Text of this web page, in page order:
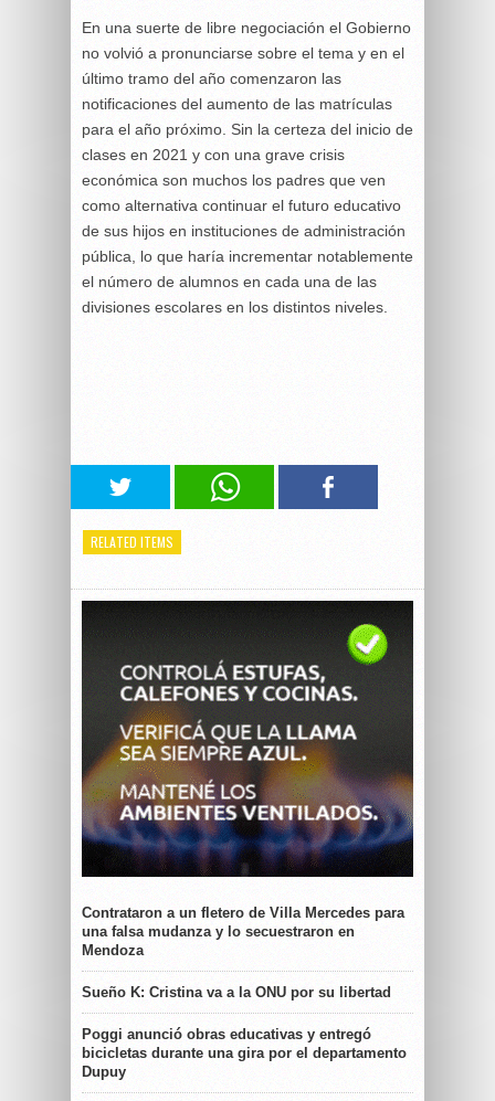
En una suerte de libre negociación el Gobierno
no volvió a pronunciarse sobre el tema y en el
último tramo del año comenzaron las
notificaciones del aumento de las matrículas
para el año próximo. Sin la certeza del inicio de
clases en 2021 y con una grave crisis
económica son muchos los padres que ven
como alternativa continuar el futuro educativo
de sus hijos en instituciones de administración
pública, lo que haría incrementar notablemente
el número de alumnos en cada una de las
divisiones escolares en los distintos niveles.
RELATED ITEMS
Contrataron a un fletero de Villa Mercedes para
una falsa mudanza y lo secuestraron en
Mendoza
Sueño K: Cristina va a la ONU por su libertad
Poggi anunció obras educativas y entregó
bicicletas durante una gira por el departamento
Dupuy